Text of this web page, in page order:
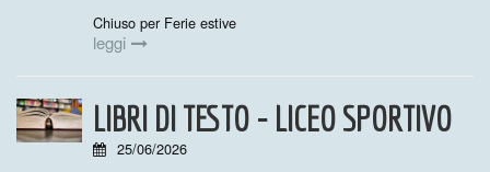
Chiuso per Ferie estive
leggi
LIBRI DI TESTO - LICEO SPORTIVO
25/06/2026